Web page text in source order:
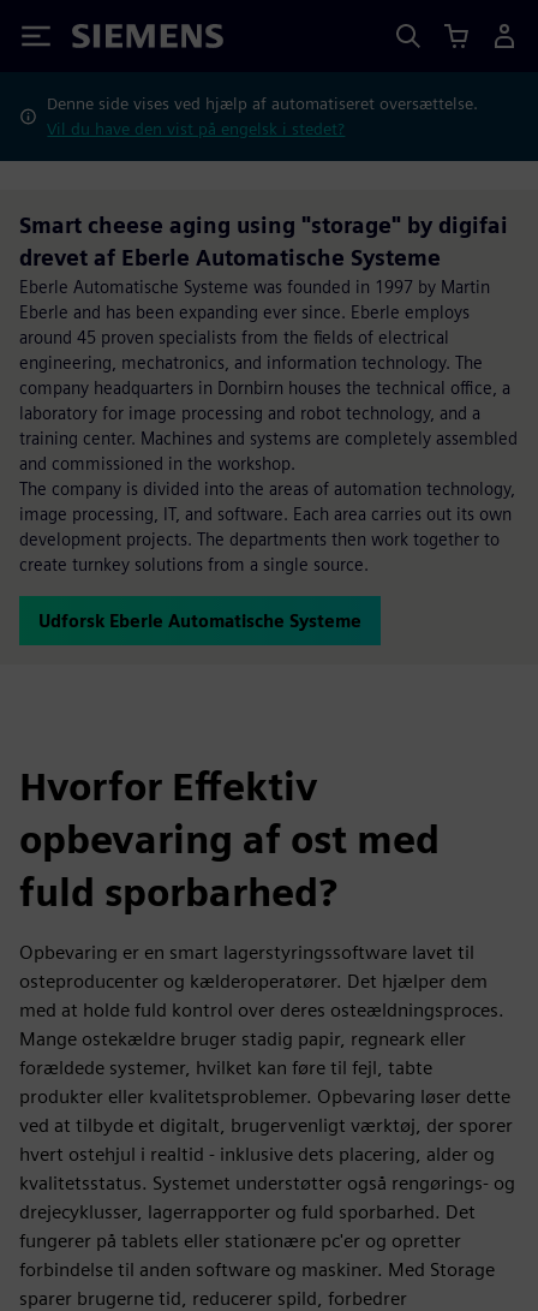
Siemens
Denne side vises ved hjælp af automatiseret oversættelse.
Vil du have den vist på engelsk i stedet?
Smart cheese aging using "storage" by digifai
drevet af Eberle Automatische Systeme
Eberle Automatische Systeme was founded in 1997 by Martin
Eberle and has been expanding ever since. Eberle employs
around 45 proven specialists from the fields of electrical
engineering, mechatronics, and information technology. The
company headquarters in Dornbirn houses the technical office, a
laboratory for image processing and robot technology, and a
training center. Machines and systems are completely assembled
and commissioned in the workshop.
The company is divided into the areas of automation technology,
image processing, IT, and software. Each area carries out its own
development projects. The departments then work together to
create turnkey solutions from a single source.
Udforsk Eberle Automatische Systeme
Hvorfor Effektiv
opbevaring af ost med
fuld sporbarhed?
Opbevaring er en smart lagerstyringssoftware lavet til
osteproducenter og kælderoperatører. Det hjælper dem
med at holde fuld kontrol over deres osteældningsproces.
Mange ostekældre bruger stadig papir, regneark eller
forældede systemer, hvilket kan føre til fejl, tabte
produkter eller kvalitetsproblemer. Opbevaring løser dette
ved at tilbyde et digitalt, brugervenligt værktøj, der sporer
hvert ostehjul i realtid - inklusive dets placering, alder og
kvalitetsstatus. Systemet understøtter også rengørings- og
drejecyklusser, lagerrapporter og fuld sporbarhed. Det
fungerer på tablets eller stationære pc'er og opretter
forbindelse til anden software og maskiner. Med Storage
sparer brugerne tid, reducerer spild, forbedrer